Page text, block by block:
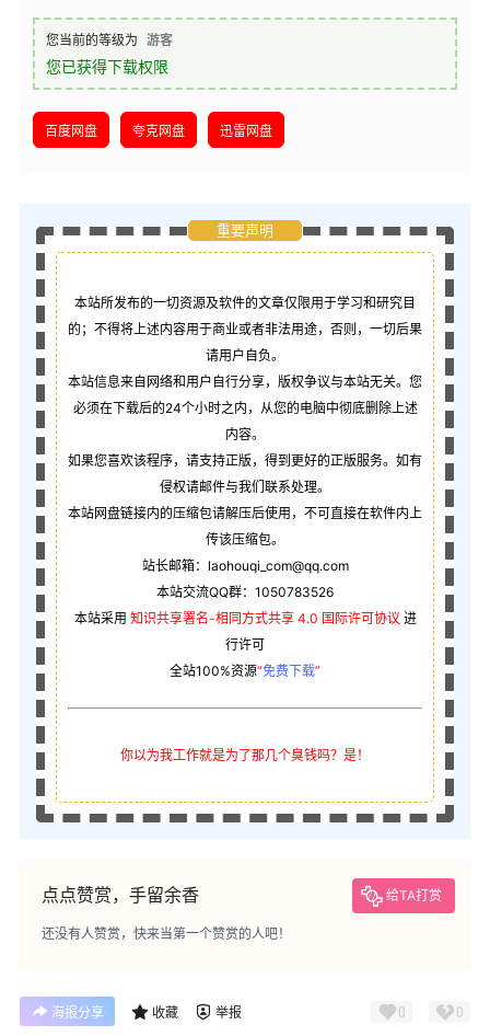
您当前的等级为 游客
您已获得下载权限
百度网盘 夸克网盘 迅雷网盘
重要声明
本站所发布的一切资源及软件的文章仅限用于学习和研究目
的；不得将上述内容用于商业或者非法用途，否则，一切后果
请用户自负。
本站信息来自网络和用户自行分享，版权争议与本站无关。您
必须在下载后的24个小时之内，从您的电脑中彻底删除上述
内容。
如果您喜欢该程序，请支持正版，得到更好的正版服务。如有
侵权请邮件与我们联系处理。
本站网盘链接内的压缩包请解压后使用，不可直接在软件内上
传该压缩包。
站长邮箱：laohouqi_com@qq.com
本站交流QQ群：1050783526
本站采用 知识共享署名-相同方式共享 4.0 国际许可协议 进
行许可
全站100%资源“免费下载”
你以为我工作就是为了那几个臭钱吗？是！
点点赞赏，手留余香 给TA打赏
还没有人赞赏，快来当第一个赞赏的人吧！
海报分享 收藏 举报 0 0